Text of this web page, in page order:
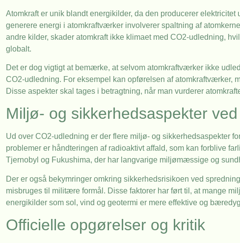
Atomkraft er unik blandt energikilder, da den producerer
generere energi i atomkraftværker involverer spaltning af
andre kilder, skader atomkraft ikke klimaet med CO2-udledning,
globalt.
Det er dog vigtigt at bemærke, at selvom atomkraftværker ikke
CO2-udledning. For eksempel kan opførelsen af atomkraftværker,
Disse aspekter skal tages i betragtning, når man vurderer
Miljø- og sikkerhedsaspekter
Ud over CO2-udledning er der flere miljø- og sikkerhedsaspekter
problemer er håndteringen af radioaktivt affald, som kan forblive
Tjernobyl og Fukushima, der har langvarige miljømæssige og
Der er også bekymringer omkring sikkerhedsrisikoen ved
misbruges til militære formål. Disse faktorer har ført til, at mange
energikilder som sol, vind og geotermi er mere effektive og
Officielle opgørelser og kritik